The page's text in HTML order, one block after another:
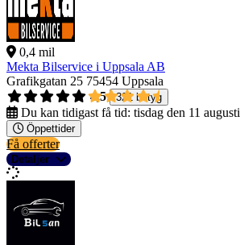
0,4 mil
Mekta Bilservice i Uppsala AB
Grafikgatan 25 75454 Uppsala
4,5
321 betyg
Du kan tidigast få tid: tisdag den 11 augusti
Öppettider
Få offerter
Detaljer